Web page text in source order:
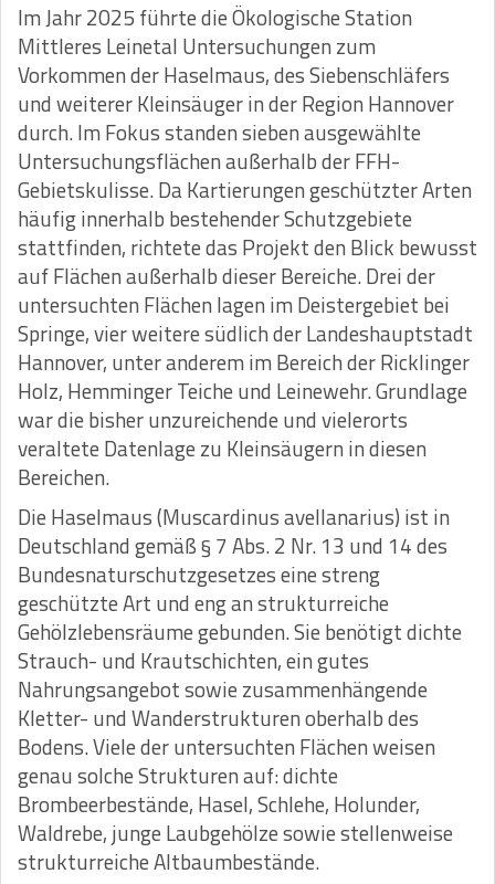
Im Jahr 2025 führte die Ökologische Station
Mittleres Leinetal Untersuchungen zum
Vorkommen der Haselmaus, des Siebenschläfers
und weiterer Kleinsäuger in der Region Hannover
durch. Im Fokus standen sieben ausgewählte
Untersuchungsflächen außerhalb der FFH-
Gebietskulisse. Da Kartierungen geschützter Arten
häufig innerhalb bestehender Schutzgebiete
stattfinden, richtete das Projekt den Blick bewusst
auf Flächen außerhalb dieser Bereiche. Drei der
untersuchten Flächen lagen im Deistergebiet bei
Springe, vier weitere südlich der Landeshauptstadt
Hannover, unter anderem im Bereich der Ricklinger
Holz, Hemminger Teiche und Leinewehr. Grundlage
war die bisher unzureichende und vielerorts
veraltete Datenlage zu Kleinsäugern in diesen
Bereichen.
Die Haselmaus (Muscardinus avellanarius) ist in
Deutschland gemäß § 7 Abs. 2 Nr. 13 und 14 des
Bundesnaturschutzgesetzes eine streng
geschützte Art und eng an strukturreiche
Gehölzlebensräume gebunden. Sie benötigt dichte
Strauch- und Krautschichten, ein gutes
Nahrungsangebot sowie zusammenhängende
Kletter- und Wanderstrukturen oberhalb des
Bodens. Viele der untersuchten Flächen weisen
genau solche Strukturen auf: dichte
Brombeerbestände, Hasel, Schlehe, Holunder,
Waldrebe, junge Laubgehölze sowie stellenweise
strukturreiche Altbaumbestände.